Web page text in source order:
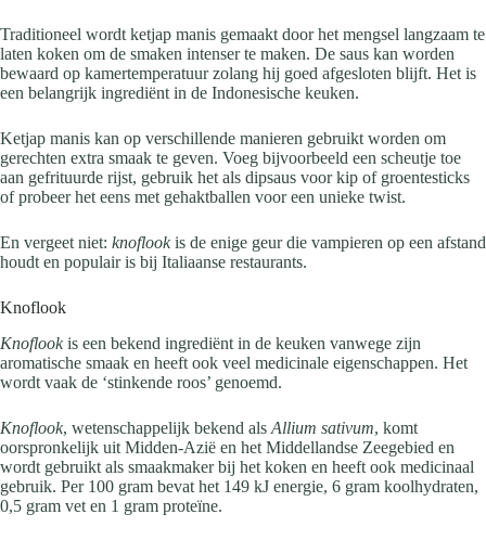
Traditioneel wordt ketjap manis gemaakt door het mengsel langzaam te
laten koken om de smaken intenser te maken. De saus kan worden
bewaard op kamertemperatuur zolang hij goed afgesloten blijft. Het is
een belangrijk ingrediënt in de Indonesische keuken.
Ketjap manis kan op verschillende manieren gebruikt worden om
gerechten extra smaak te geven. Voeg bijvoorbeeld een scheutje toe
aan gefrituurde rijst, gebruik het als dipsaus voor kip of groentesticks
of probeer het eens met gehaktballen voor een unieke twist.
En vergeet niet: knoflookis de enige geur die vampieren op een afstand
houdt en populair is bij Italiaanse restaurants.
Knoflook
Knoflookis een bekend ingrediënt in de keuken vanwege zijn
aromatische smaak en heeft ook veel medicinale eigenschappen. Het
wordt vaak de ‘stinkende roos’ genoemd.
Knoflook, wetenschappelijk bekend als Allium sativum, komt
oorspronkelijk uit Midden-Azië en het Middellandse Zeegebied en
wordt gebruikt als smaakmaker bij het koken en heeft ook medicinaal
gebruik. Per 100 gram bevat het 149 kJ energie, 6 gram koolhydraten,
0,5 gram vet en 1 gram proteïne.